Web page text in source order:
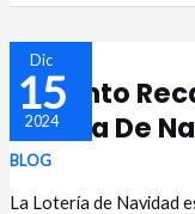
PREMIOS
DE
LOTERÍA
DE
NAVIDAD
Dic
15
2024
¿Cuánto
Lotería De
BLOG
La Lotería de Navidad
¿CUÁNTO
RECAUDA
EL
ESTADO
POR